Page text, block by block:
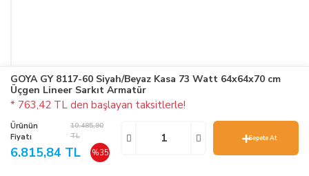
GOYA GY 8117-60 Siyah/Beyaz Kasa 73 Watt 64x64x70 cm
Üçgen Lineer Sarkıt Armatür
* 763,42 TL den başlayan taksitlerle!
Ürünün
Fiyatı
10.485,90
TL
6.815,84 TL %35
Sepete At